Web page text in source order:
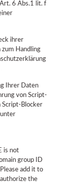
6 Abs.1 lit. f
ihrer
Handling
Ihrer Daten
von Script-
Script-Blocker
is not
group ID
add it to
the